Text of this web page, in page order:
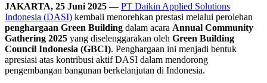
JAKARTA, 25 Juni 2025 — PT Daikin Applied Solutions
Indonesia (DASI) kembali menorehkan prestasi melalui perolehan
penghargaan Green Building dalam acara Annual Community
Gathering 2025 yang diselenggarakan oleh Green Building
Council Indonesia (GBCI). Penghargaan ini menjadi bentuk
apresiasi atas kontribusi aktif DASI dalam mendorong
pengembangan bangunan berkelanjutan di Indonesia.